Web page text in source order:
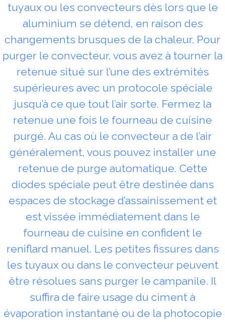
tuyaux ou les convecteurs dès lors que le
aluminium se détend, en raison des
changements brusques de la chaleur. Pour
purger le convecteur, vous avez à tourner la
retenue situé sur l’une des extrémités
supérieures avec un protocole spéciale
jusqu’à ce que tout l’air sorte. Fermez la
retenue une fois le fourneau de cuisine
purgé. Au cas où le convecteur a de l’air
généralement, vous pouvez installer une
retenue de purge automatique. Cette
diodes spéciale peut être destinée dans
espaces de stockage d’assainissement et
est vissée immédiatement dans le
fourneau de cuisine en confident le
reniflard manuel. Les petites fissures dans
les tuyaux ou dans le convecteur peuvent
être résolues sans purger le campanile. Il
suffira de faire usage du ciment à
évaporation instantané ou de la photocopie